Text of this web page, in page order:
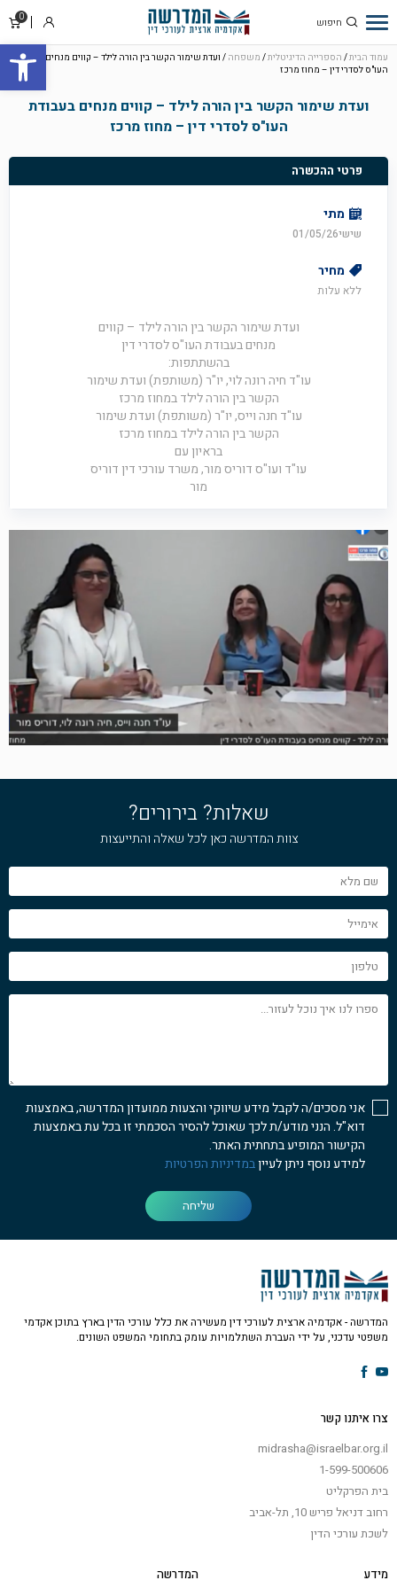
פתח
0
סל
התחבר
עמוד הבית/ הספרייה הדיגיטלית/ משפחה / ועדת שימור הקשר בין הורה לילד – קווים מנחים בעבודת
העו"ס לסדרי דין – מחוז מרכז
ועדת שימור הקשר בין הורה לילד – קווים מנחים בעבודת
העו"ס לסדרי דין – מחוז מרכז
פרטי ההכשרה
מתי
שישי01/05/26
מחיר
ללא עלות
ועדת שימור הקשר בין הורה לילד – קווים
מנחים בעבודת העו"ס לסדרי דין
בהשתתפות:
עו"ד חיה רונה לוי, יו"ר (משותפת) ועדת שימור
הקשר בין הורה לילד במחוז מרכז
עו"ד חנה וייס, יו"ר (משותפת) ועדת שימור
הקשר בין הורה לילד במחוז מרכז
בראיון עם
עו"ד ועו"ס דוריס מור, משרד עורכי דין דוריס
מור
שאלות? בירורים?
צוות המדרשה כאן לכל שאלה והתייעצות
שם
מלא
אימייל
טלפון
ספרו
לנו
אני מסכים/ה לקבל מידע שיווקי והצעות ממועדון המדרשה, באמצעות
דוא"ל. הנני מודע/ת לכך שאוכל להסיר הסכמתי זו בכל עת באמצעות
הקישור המופיע בתחתית האתר.
למידע נוסף ניתן לעייןבמדיניות הפרטיות
שליחה
המדרשה - אקדמיה ארצית לעורכי דין מעשירה את כלל עורכי הדין בארץ בתוכן אקדמי
משפטי עדכני, על ידי העברת השתלמויות עומק בתחומי המשפט השונים.
צרו איתנו קשר
midrasha@israelbar.org.il
1-599-500606
בית הפרקליט
רחוב דניאל פריש 10, תל-אביב
לשכת עורכי הדין
מידע המדרשה